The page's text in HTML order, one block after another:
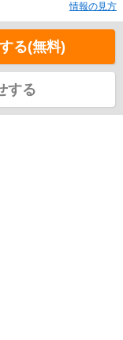
情報の見方
る(無料)
する